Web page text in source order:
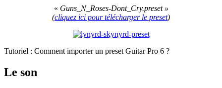
« Guns_N_Roses-Dont_Cry.preset »
(cliquez ici pour télécharger le preset)
Tutoriel : Comment importer un preset Guitar Pro 6 ?
Le son